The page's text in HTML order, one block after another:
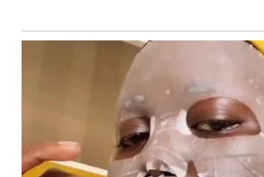
WN
WN